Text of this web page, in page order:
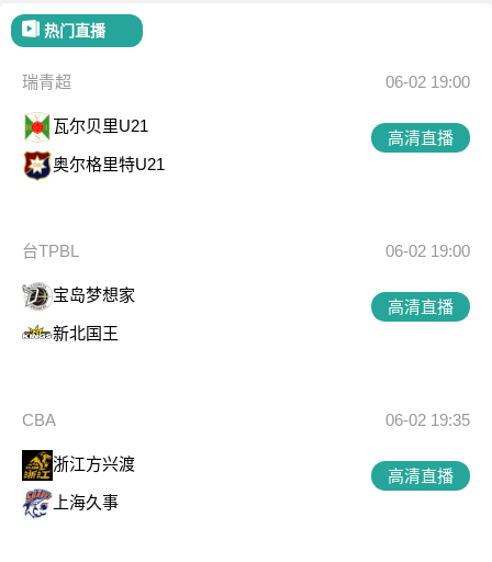
热门直播
瑞青超 06-02 19:00
瓦尔贝里U21
奥尔格里特U21
高清直播
台TPBL 06-02 19:00
宝岛梦想家
新北国王
高清直播
CBA 06-02 19:35
浙江方兴渡
上海久事
高清直播